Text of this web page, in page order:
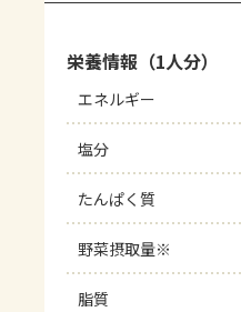
栄養情報（1人分）
エネルギー
塩分
たんぱく質
野菜摂取量※
脂質